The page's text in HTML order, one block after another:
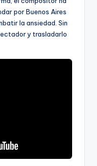
por Buenos Aires
la ansiedad. Sin
y trasladarlo